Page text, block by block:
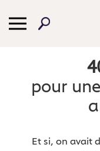
pour
Et si, on avait